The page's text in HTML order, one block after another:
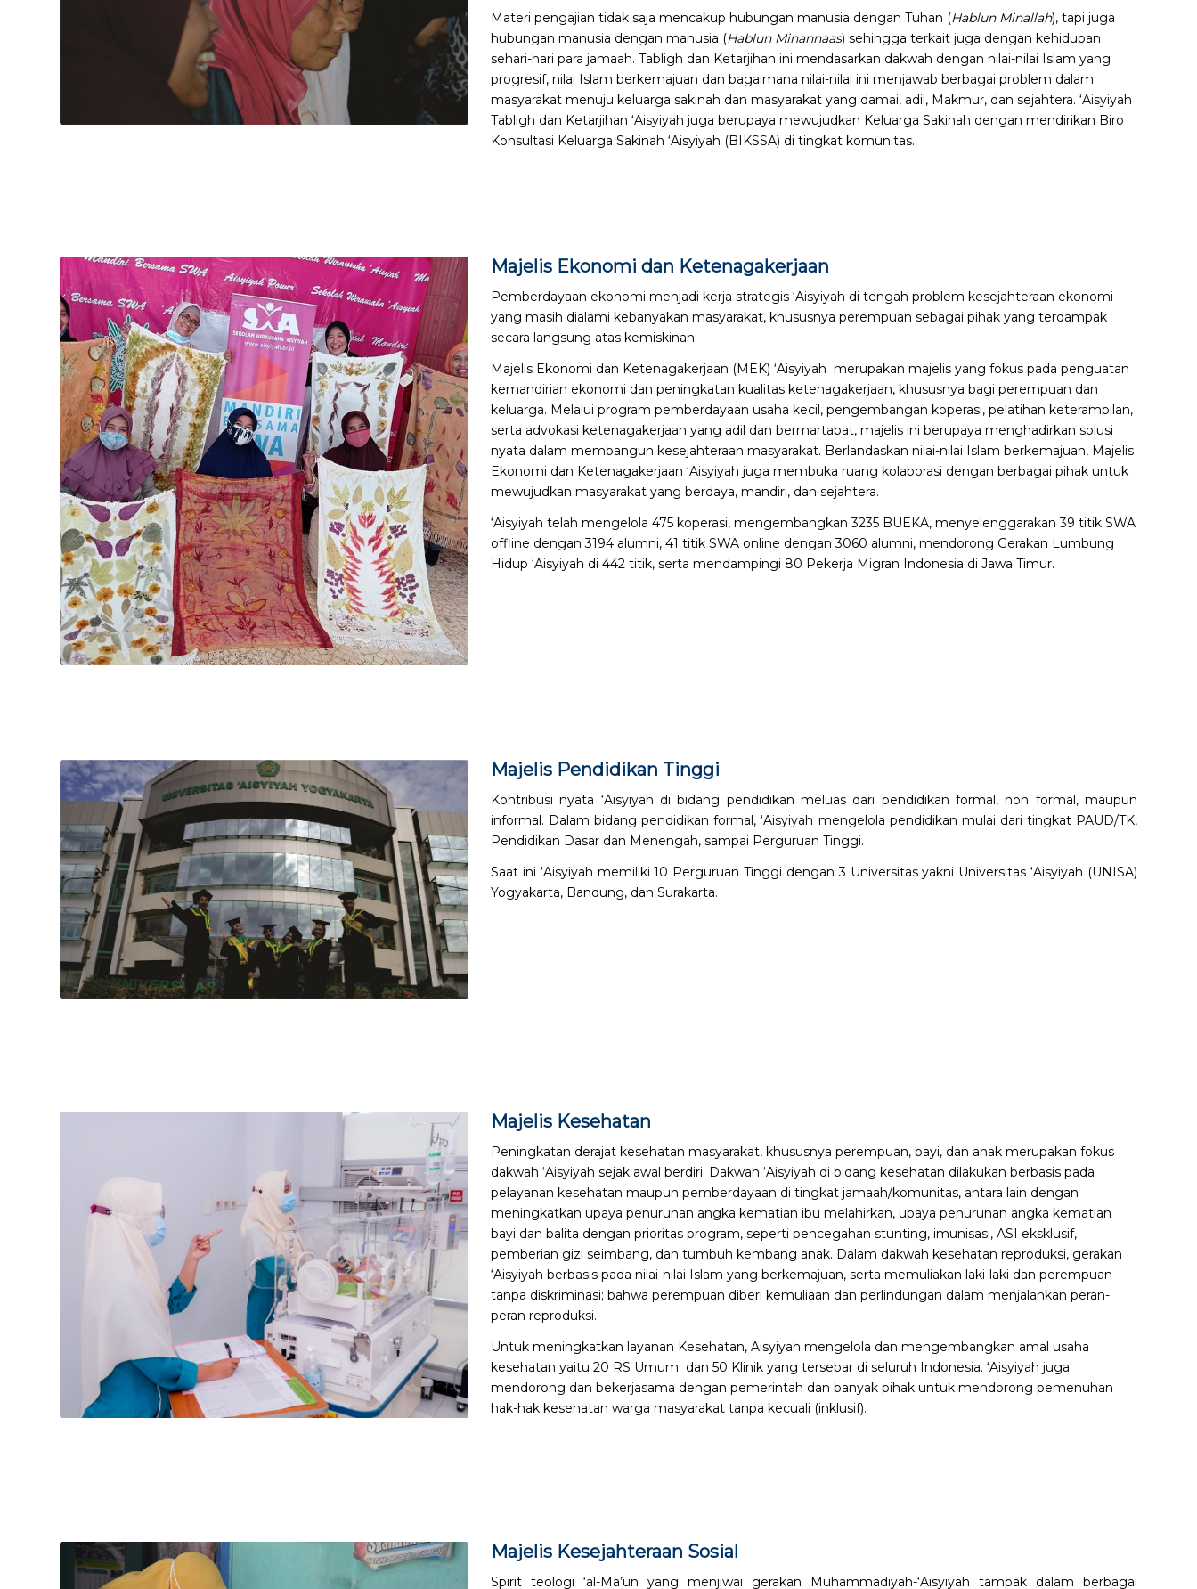
Materi pengajian tidak saja mencakup hubungan manusia dengan Tuhan (Hablun Minallah), tapi juga
hubungan manusia dengan manusia (Hablun Minannaas) sehingga terkait juga dengan kehidupan
sehari-hari para jamaah. Tabligh dan Ketarjihan ini mendasarkan dakwah dengan nilai-nilai Islam yang
progresif, nilai Islam berkemajuan dan bagaimana nilai-nilai ini menjawab berbagai problem dalam
masyarakat menuju keluarga sakinah dan masyarakat yang damai, adil, Makmur, dan sejahtera. ‘Aisyiyah
Tabligh dan Ketarjihan ‘Aisyiyah juga berupaya mewujudkan Keluarga Sakinah dengan mendirikan Biro
Konsultasi Keluarga Sakinah ‘Aisyiyah (BIKSSA) di tingkat komunitas.
Majelis Ekonomi dan Ketenagakerjaan
Pemberdayaan ekonomi menjadi kerja strategis ‘Aisyiyah di tengah problem kesejahteraan ekonomi
yang masih dialami kebanyakan masyarakat, khususnya perempuan sebagai pihak yang terdampak
secara langsung atas kemiskinan.
Majelis Ekonomi dan Ketenagakerjaan (MEK) ‘Aisyiyah merupakan majelis yang fokus pada penguatan
kemandirian ekonomi dan peningkatan kualitas ketenagakerjaan, khususnya bagi perempuan dan
keluarga. Melalui program pemberdayaan usaha kecil, pengembangan koperasi, pelatihan keterampilan,
serta advokasi ketenagakerjaan yang adil dan bermartabat, majelis ini berupaya menghadirkan solusi
nyata dalam membangun kesejahteraan masyarakat. Berlandaskan nilai-nilai Islam berkemajuan, Majelis
Ekonomi dan Ketenagakerjaan ‘Aisyiyah juga membuka ruang kolaborasi dengan berbagai pihak untuk
mewujudkan masyarakat yang berdaya, mandiri, dan sejahtera.
‘Aisyiyah telah mengelola 475 koperasi, mengembangkan 3235 BUEKA, menyelenggarakan 39 titik SWA
offline dengan 3194 alumni, 41 titik SWA online dengan 3060 alumni, mendorong Gerakan Lumbung
Hidup ‘Aisyiyah di 442 titik, serta mendampingi 80 Pekerja Migran Indonesia di Jawa Timur.
Majelis Pendidikan Tinggi
Kontribusi nyata ‘Aisyiyah di bidang pendidikan meluas dari pendidikan formal, non formal, maupun
informal. Dalam bidang pendidikan formal, ‘Aisyiyah mengelola pendidikan mulai dari tingkat PAUD/TK,
Pendidikan Dasar dan Menengah, sampai Perguruan Tinggi.
Saat ini ‘Aisyiyah memiliki 10 Perguruan Tinggi dengan 3 Universitas yakni Universitas ‘Aisyiyah (UNISA)
Yogyakarta, Bandung, dan Surakarta.
Majelis Kesehatan
Peningkatan derajat kesehatan masyarakat, khususnya perempuan, bayi, dan anak merupakan fokus
dakwah ‘Aisyiyah sejak awal berdiri. Dakwah ‘Aisyiyah di bidang kesehatan dilakukan berbasis pada
pelayanan kesehatan maupun pemberdayaan di tingkat jamaah/komunitas, antara lain dengan
meningkatkan upaya penurunan angka kematian ibu melahirkan, upaya penurunan angka kematian
bayi dan balita dengan prioritas program, seperti pencegahan stunting, imunisasi, ASI eksklusif,
pemberian gizi seimbang, dan tumbuh kembang anak. Dalam dakwah kesehatan reproduksi, gerakan
‘Aisyiyah berbasis pada nilai-nilai Islam yang berkemajuan, serta memuliakan laki-laki dan perempuan
tanpa diskriminasi; bahwa perempuan diberi kemuliaan dan perlindungan dalam menjalankan peran-
peran reproduksi.
Untuk meningkatkan layanan Kesehatan, Aisyiyah mengelola dan mengembangkan amal usaha
kesehatan yaitu 20 RS Umum dan 50 Klinik yang tersebar di seluruh Indonesia. ‘Aisyiyah juga
mendorong dan bekerjasama dengan pemerintah dan banyak pihak untuk mendorong pemenuhan
hak-hak kesehatan warga masyarakat tanpa kecuali (inklusif).
Majelis Kesejahteraan Sosial
Spirit teologi ‘al-Ma’un yang menjiwai gerakan Muhammadiyah-‘Aisyiyah tampak dalam berbagai